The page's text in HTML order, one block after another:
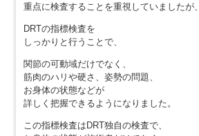
重点に検査することを重視していましたが、
DRTの指標検査を
しっかりと行うことで、
関節の可動域だけでなく、
筋肉のハリや硬さ、姿勢の問題、
お身体の状態などが
詳しく把握できるようになりました。
この指標検査はDRT独自の検査で、